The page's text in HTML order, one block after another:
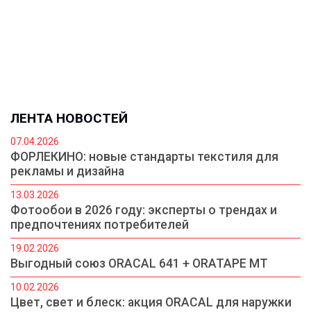
ЛЕНТА НОВОСТЕЙ
07.04.2026
ФОРЛЕКИНО: новые стандарты текстиля для
рекламы и дизайна
13.03.2026
Фотообои в 2026 году: эксперты о трендах и
предпочтениях потребителей
19.02.2026
Выгодный союз ORACAL 641 + ORATAPE MT
10.02.2026
Цвет, свет и блеск: акция ORACAL для наружки